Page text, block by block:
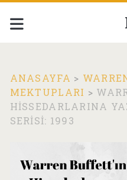
ANASAYFA >
MEKTUPLARI >
HISSEDARLARINA
SERISI: 1993